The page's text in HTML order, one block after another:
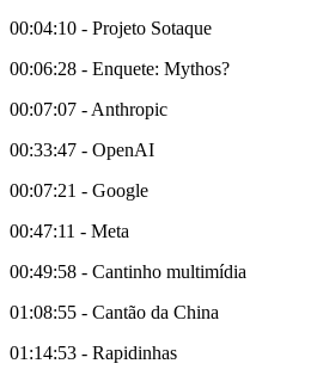
00:04:10 - Projeto Sotaque
00:06:28 - Enquete: Mythos?
00:07:07 - Anthropic
00:33:47 - OpenAI
00:07:21 - Google
00:47:11 - Meta
00:49:58 - Cantinho multimídia
01:08:55 - Cantão da China
01:14:53 - Rapidinhas